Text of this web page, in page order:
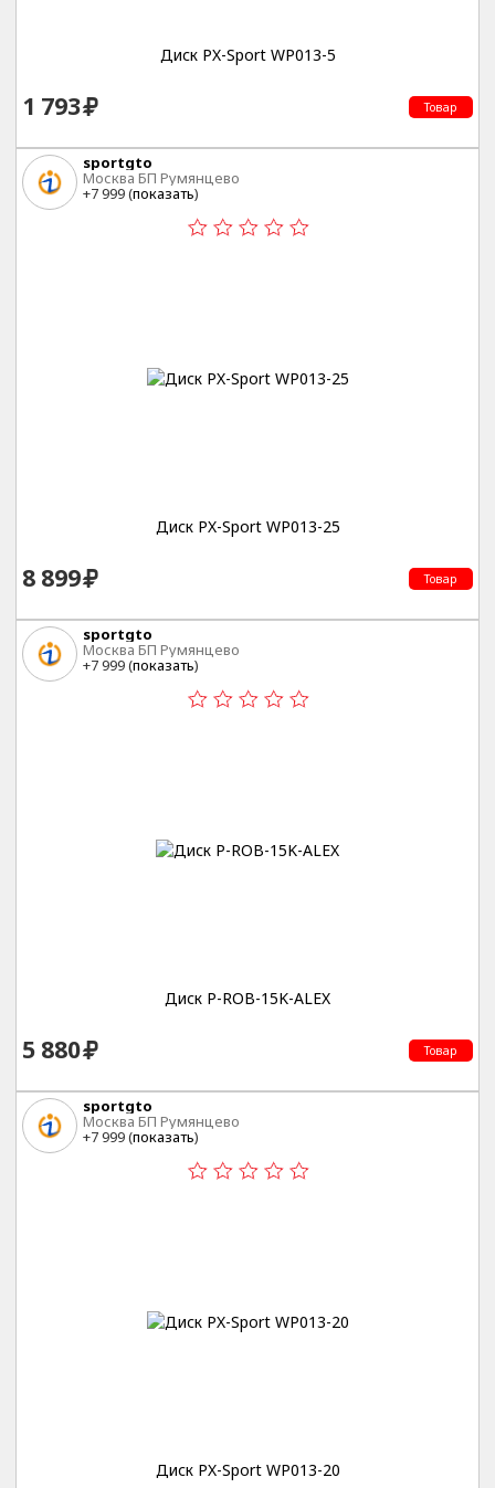
Диск PX-Sport WP013-5
1 793 Товар
sportgto
Москва БП Румянцево
+7 999 (показать)
Диск PX-Sport WP013-25
8 899 Товар
sportgto
Москва БП Румянцево
+7 999 (показать)
Диск P-ROB-15K-ALEX
5 880 Товар
sportgto
Москва БП Румянцево
+7 999 (показать)
Диск PX-Sport WP013-20